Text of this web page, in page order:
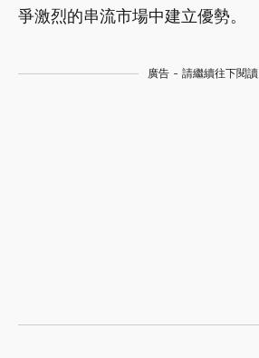
爭激烈的串流市場中建立優勢。
廣告 - 請繼續往下閱讀